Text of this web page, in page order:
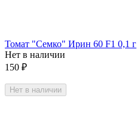
Томат "Семко" Ирин 60 F1 0,1 г
Нет в наличии
150 ₽
Нет в наличии